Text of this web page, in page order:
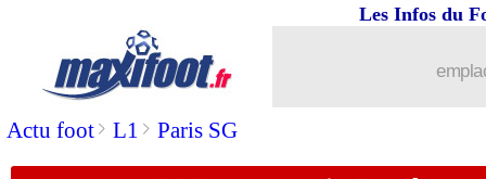
Actu foot> L1 > Paris SG
Les Infos du
: Areola se projette sur l'avenir
10/06 Barça: une ultime offre pour de Ligt